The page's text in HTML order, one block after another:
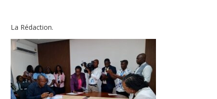
La Rédaction.